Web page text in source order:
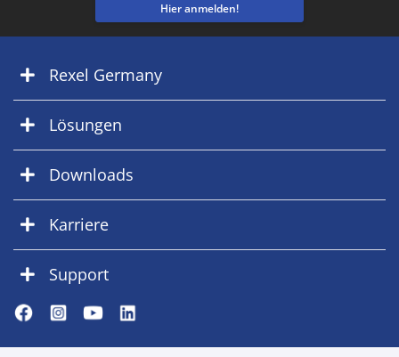
Hier anmelden!
Rexel Germany
Lösungen
Downloads
Karriere
Support